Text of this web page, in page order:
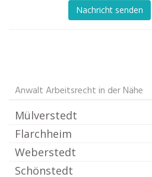
Nachricht senden
Anwalt Arbeitsrecht in der Nähe
Mülverstedt
Flarchheim
Weberstedt
Schönstedt